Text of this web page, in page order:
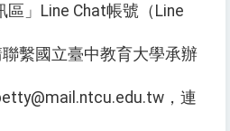
」Line Chat帳號（Line
繫國立臺中教育大學承辦
，連